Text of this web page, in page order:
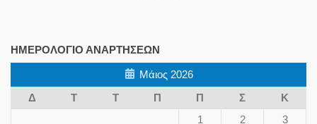
ΗΜΕΡΟΛΌΓΙΟ ΑΝΑΡΤΉΣΕΩΝ
Μάιος 2026
Δ
Τ Τ Π Π Σ
Κ
1
2
3